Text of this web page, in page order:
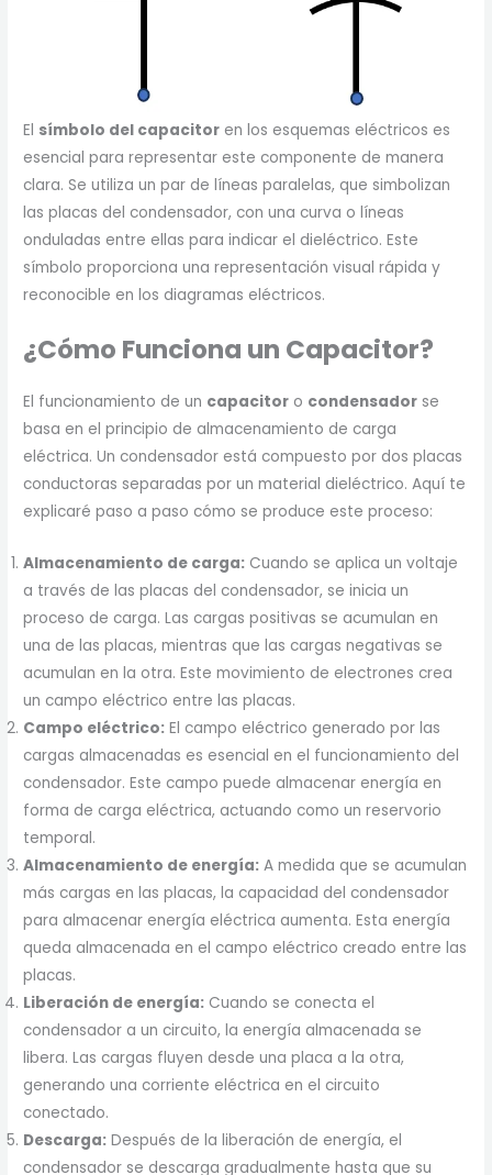
El símbolo del capacitor en los esquemas eléctricos es
esencial para representar este componente de manera
clara. Se utiliza un par de líneas paralelas, que simbolizan
las placas del condensador, con una curva o líneas
onduladas entre ellas para indicar el dieléctrico. Este
símbolo proporciona una representación visual rápida y
reconocible en los diagramas eléctricos.
¿Cómo Funciona un Capacitor?
El funcionamiento de un capacitor o condensador se
basa en el principio de almacenamiento de carga
eléctrica. Un condensador está compuesto por dos placas
conductoras separadas por un material dieléctrico. Aquí te
explicaré paso a paso cómo se produce este proceso:
Almacenamiento de carga: Cuando se aplica un voltaje
a través de las placas del condensador, se inicia un
proceso de carga. Las cargas positivas se acumulan en
una de las placas, mientras que las cargas negativas se
acumulan en la otra. Este movimiento de electrones crea
un campo eléctrico entre las placas.
Campo eléctrico: El campo eléctrico generado por las
cargas almacenadas es esencial en el funcionamiento del
condensador. Este campo puede almacenar energía en
forma de carga eléctrica, actuando como un reservorio
temporal.
Almacenamiento de energía: A medida que se acumulan
más cargas en las placas, la capacidad del condensador
para almacenar energía eléctrica aumenta. Esta energía
queda almacenada en el campo eléctrico creado entre las
placas.
Liberación de energía: Cuando se conecta el
condensador a un circuito, la energía almacenada se
libera. Las cargas fluyen desde una placa a la otra,
generando una corriente eléctrica en el circuito
conectado.
Descarga: Después de la liberación de energía, el
condensador se descarga gradualmente hasta que su